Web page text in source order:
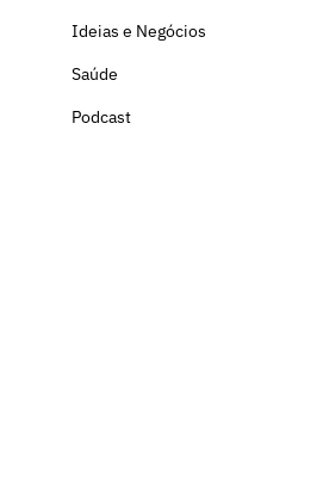
Ideias e Negócios
Saúde
Podcast